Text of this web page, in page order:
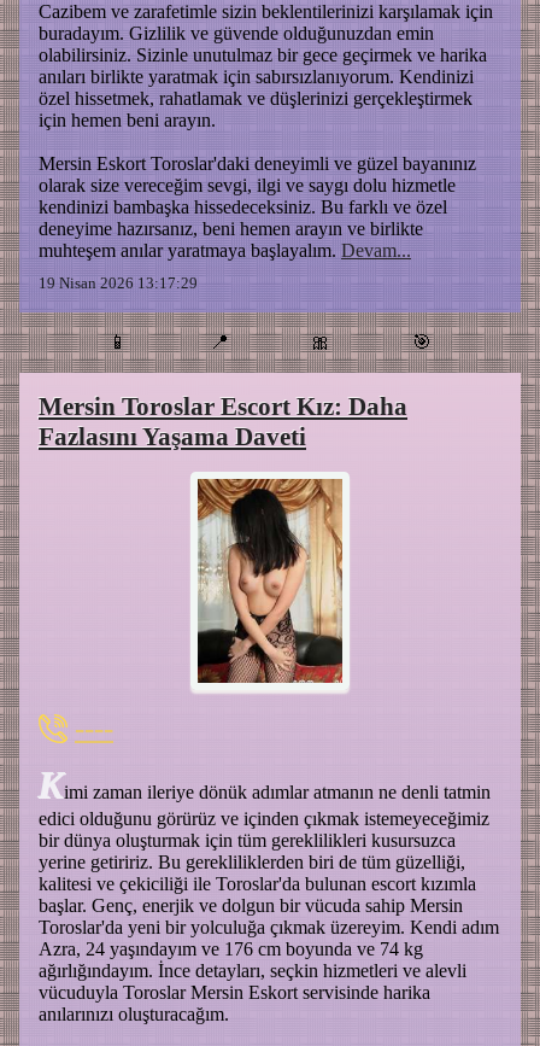
Cazibem ve zarafetimle sizin beklentilerinizi karşılamak için
buradayım. Gizlilik ve güvende olduğunuzdan emin
olabilirsiniz. Sizinle unutulmaz bir gece geçirmek ve harika
anıları birlikte yaratmak için sabırsızlanıyorum. Kendinizi
özel hissetmek, rahatlamak ve düşlerinizi gerçekleştirmek
için hemen beni arayın.
Mersin Eskort Toroslar'daki deneyimli ve güzel bayanınız
olarak size vereceğim sevgi, ilgi ve saygı dolu hizmetle
kendinizi bambaşka hissedeceksiniz. Bu farklı ve özel
deneyime hazırsanız, beni hemen arayın ve birlikte
muhteşem anılar yaratmaya başlayalım. Devam...
19 Nisan 2026 13:17:29
📱 📍 🎀 🎯
Mersin Toroslar Escort Kız: Daha
Fazlasını Yaşama Daveti
----
Kimi zaman ileriye dönük adımlar atmanın ne denli tatmin
edici olduğunu görürüz ve içinden çıkmak istemeyeceğimiz
bir dünya oluşturmak için tüm gereklilikleri kusursuzca
yerine getiririz. Bu gerekliliklerden biri de tüm güzelliği,
kalitesi ve çekiciliği ile Toroslar'da bulunan escort kızımla
başlar. Genç, enerjik ve dolgun bir vücuda sahip Mersin
Toroslar'da yeni bir yolculuğa çıkmak üzereyim. Kendi adım
Azra, 24 yaşındayım ve 176 cm boyunda ve 74 kg
ağırlığındayım. İnce detayları, seçkin hizmetleri ve alevli
vücuduyla Toroslar Mersin Eskort servisinde harika
anılarınızı oluşturacağım.